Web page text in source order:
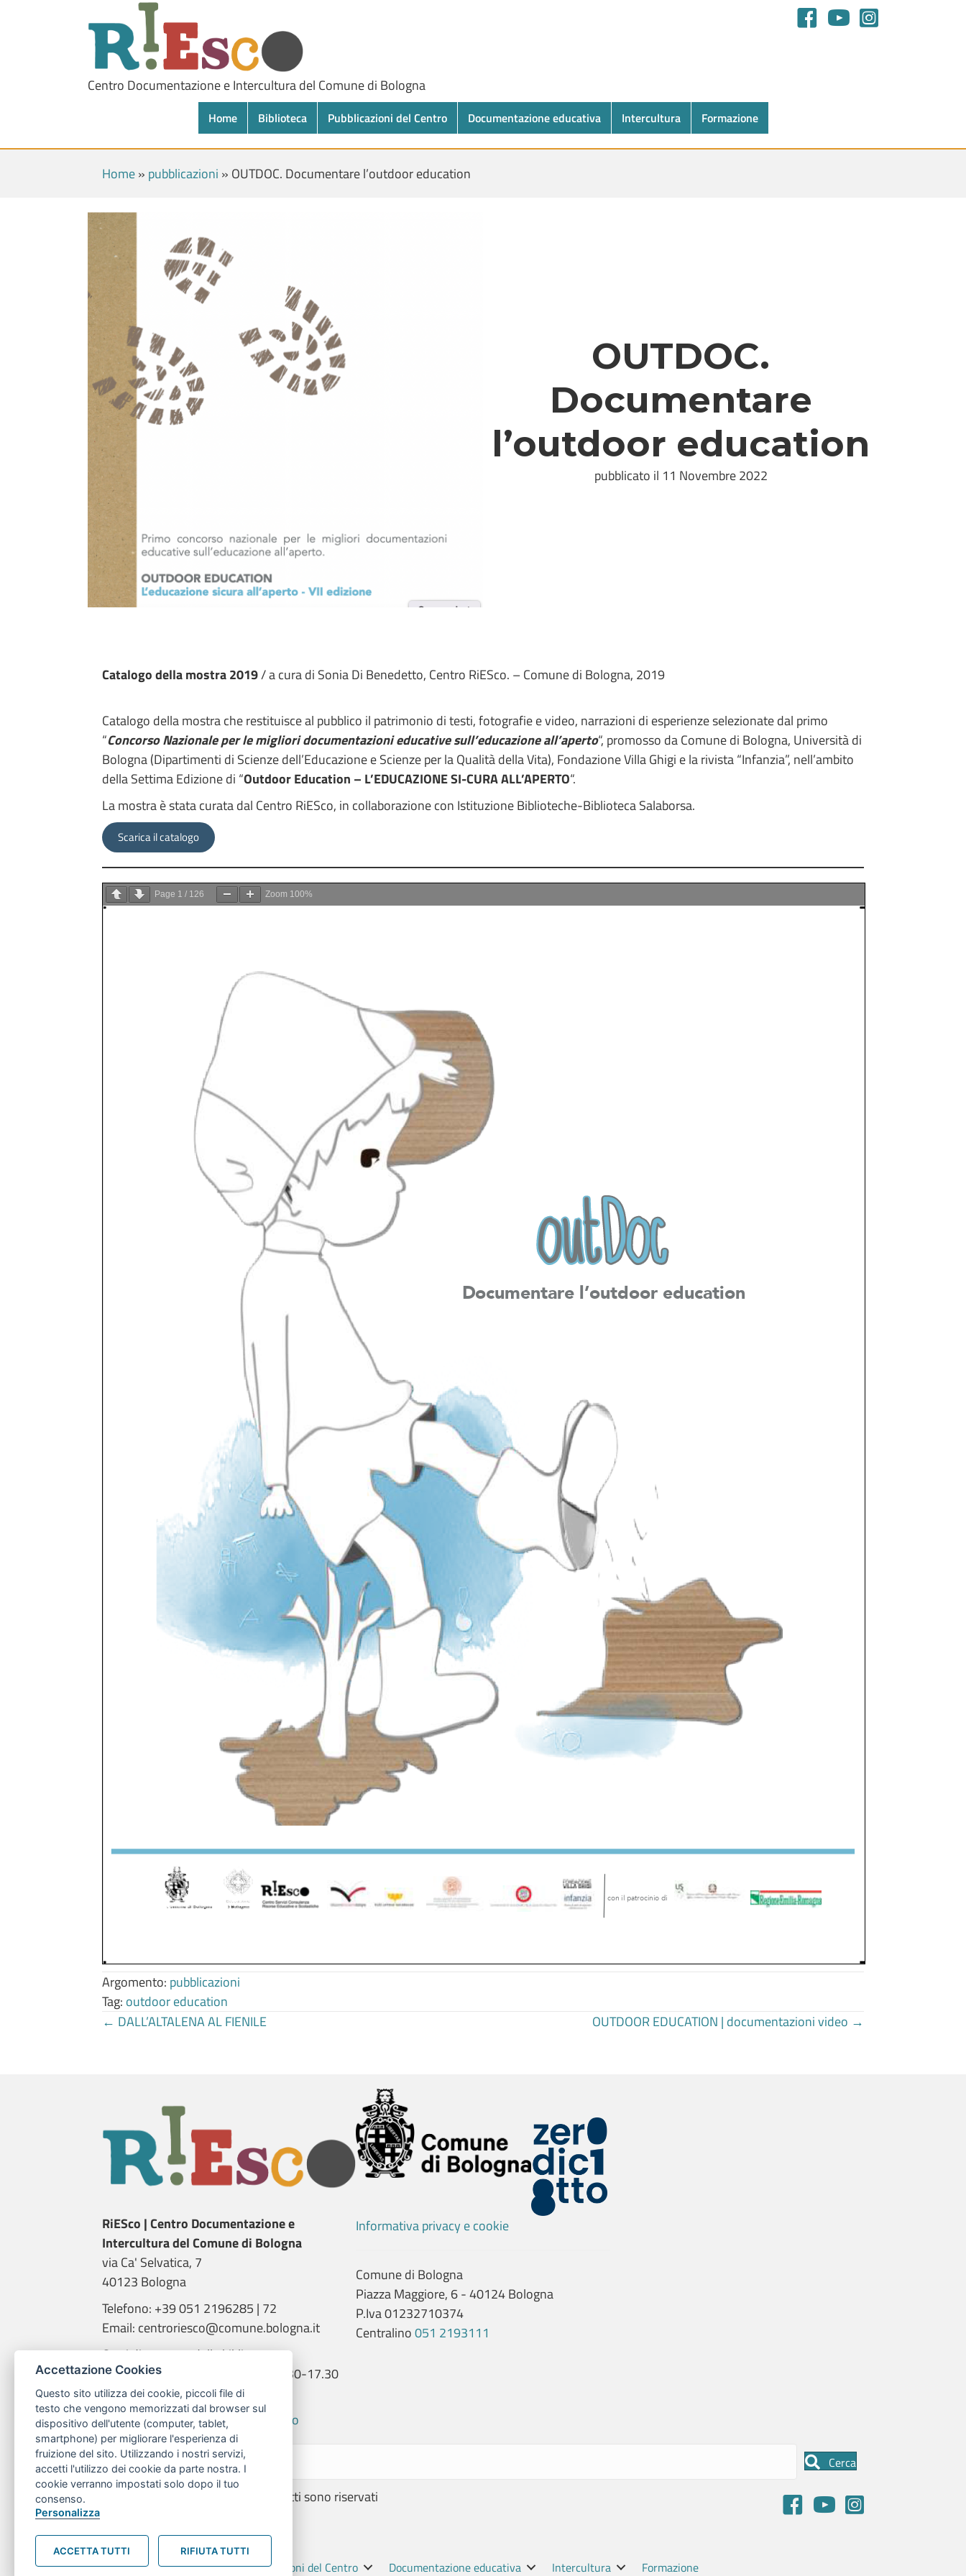
Centro Documentazione e Intercultura del Comune di Bologna
Home Biblioteca Pubblicazioni del Centro Documentazione educativa Intercultura Formazione
Home» pubblicazioni » OUTDOC. Documentare l’outdoor education
OUTDOC.
Documentare
l’outdoor education
pubblicato il 11 Novembre 2022
Catalogo della mostra 2019/ a cura di Sonia Di Benedetto, Centro RiESco. – Comune di Bologna, 2019
Catalogo della mostra che restituisce al pubblico il patrimonio di testi, fotografie e video, narrazioni di esperienze selezionate dal primo
“Concorso Nazionale per le migliori documentazioni educative sull’educazione all’aperto“, promosso da Comune di Bologna, Università di
Bologna (Dipartimenti di Scienze dell’Educazione e Scienze per la Qualità della Vita), Fondazione Villa Ghigi e la rivista “Infanzia”, nell’ambito
della Settima Edizione di “Outdoor Education – L’EDUCAZIONE SI-CURA ALL’APERTO“.
La mostra è stata curata dal Centro RiESco, in collaborazione con Istituzione Biblioteche-Biblioteca Salaborsa.
Scarica il catalogo
Page 1 / 126 Zoom 100%
Argomento: pubblicazioni
Tag: outdoor education
Posts
← DALL’ALTALENA AL FIENILE OUTDOOR EDUCATION | documentazioni video →
RiESco | Centro Documentazione e
Intercultura del Comune di Bologna
via Ca' Selvatica, 7
40123 Bologna
Telefono: +39 051 2196285 | 72
Email: centroriesco@comune.bologna.it
Orari di apertura della biblioteca:
martedì e giovedì: 9.00-14.00; 14.30-17.30
mercoledì: 14.00-18.00
Informativa trattamento dati RiESco
Informativa privacy e cookie
Comune di Bologna
Piazza Maggiore, 6 - 40124 Bologna
P.Iva 01232710374
Centralino051 2193111
Cerca
© 2026 | Centro RiESco - Tutti i diritti sono riservati
Home Biblioteca Pubblicazioni del Centro Documentazione educativa Intercultura Formazione
Accettazione Cookies
Questo sito utilizza dei cookie, piccoli file di
testo che vengono memorizzati dal browser sul
dispositivo dell'utente (computer, tablet,
smartphone) per migliorare l'esperienza di
fruizione del sito. Utilizzando i nostri servizi,
accetti l'utilizzo dei cookie da parte nostra. I
cookie verranno impostati solo dopo il tuo
consenso.
Personalizza
ACCETTA TUTTI RIFIUTA TUTTI